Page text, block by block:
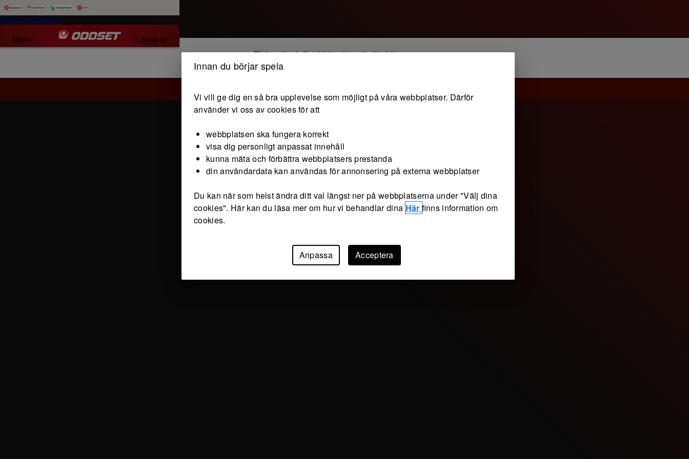
Hoppa till innehåll
Meny
Logga in
Bli kund och få 100 kr att spela för.Läs
Innan du börjar spela
Vi vill ge dig en så bra upplevelse som möjligt på våra webbplatser. Därför
använder vi oss av cookies för att
webbplatsen ska fungera korrekt
visa dig personligt anpassat innehåll
kunna mäta och förbättra webbplatsers prestanda
din användardata kan användas för annonsering på externa webbplatser
Du kan när som helst ändra ditt val längst ner på webbplatserna under "Välj dina
cookies". Här kan du läsa mer om hur vi behandlar dina Här finns information om
cookies.
Anpassa Acceptera